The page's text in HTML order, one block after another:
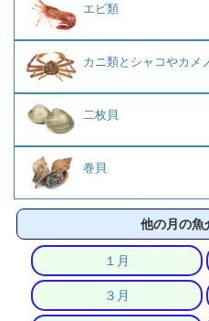
エビ類
カニ類とシャコやカメ
二枚貝
巻貝
他の月の魚
１月
３月